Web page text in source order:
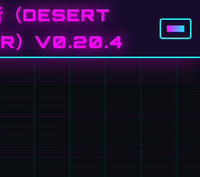
（DESERT
）V0.20.4